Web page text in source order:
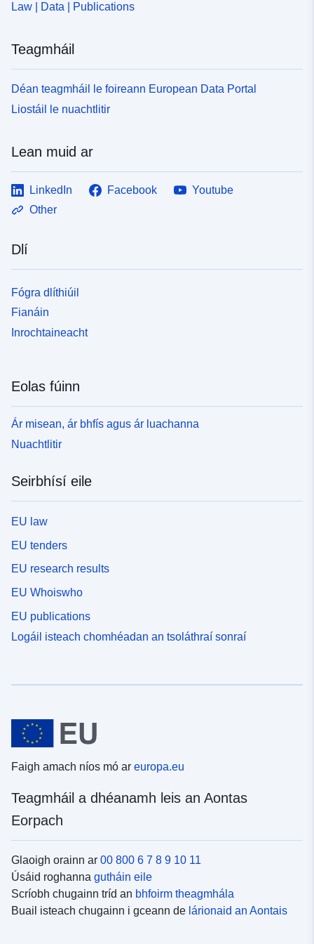
Law | Data | Publications
Teagmháil
Déan teagmháil le foireann European Data Portal
Liostáil le nuachtlitir
Lean muid ar
LinkedIn Facebook
Youtube
Other
Dlí
Fógra dlíthiúil
Fianáin
Inrochtaineacht
Eolas fúinn
Ár misean, ár bhfís agus ár luachanna
Nuachtlitir
Seirbhísí eile
EU law
EU tenders
EU research results
EU Whoiswho
EU publications
Logáil isteach chomhéadan an tsoláthraí sonraí
Faigh amach níos mó ar europa.eu
Teagmháil a dhéanamh leis an Aontas
Eorpach
Glaoigh orainn ar 00 800 6 7 8 9 10 11
Úsáid roghanna gutháin eile
Scríobh chugainn tríd an bhfoirm theagmhála
Buail isteach chugainn i gceann de lárionaid an Aontais